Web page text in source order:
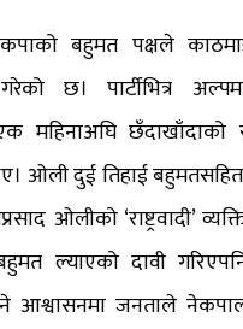
बहुमत पक्षले
छ। पार्टीभित्र
महिनाअघि
ओली दुई तिहाई
ओलीको ‘राष्ट्रवादी’
ल्याएको दावी
आश्वासनमा जनताले